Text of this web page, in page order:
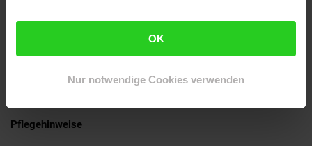
OK
Nur notwendige Cookies verwenden
Tipp: Mit kleinen Filzstreifen an den drei Unterkanten
steht der Tisch weich auf jedem Bodenbelag
Tischplatte: Massivholz Sheesham
Pflegehinweise